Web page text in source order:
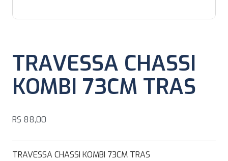
TRAVESSA CHASSI
KOMBI 73CM TRAS
R$ 88,00
TRAVESSA CHASSI KOMBI 73CM TRAS